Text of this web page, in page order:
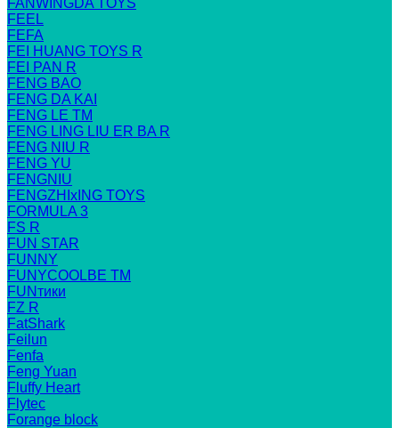
FANWINGDA TOYS
FEEL
FEFA
FEI HUANG TOYS R
FEI PAN R
FENG BAO
FENG DA KAI
FENG LE TM
FENG LING LIU ER BA R
FENG NIU R
FENG YU
FENGNIU
FENGZHIxING TOYS
FORMULA 3
FS R
FUN STAR
FUNNY
FUNYCOOLBE TM
FUNтики
FZ R
FatShark
Feilun
Fenfa
Feng Yuan
Fluffy Heart
Flytec
Forange block